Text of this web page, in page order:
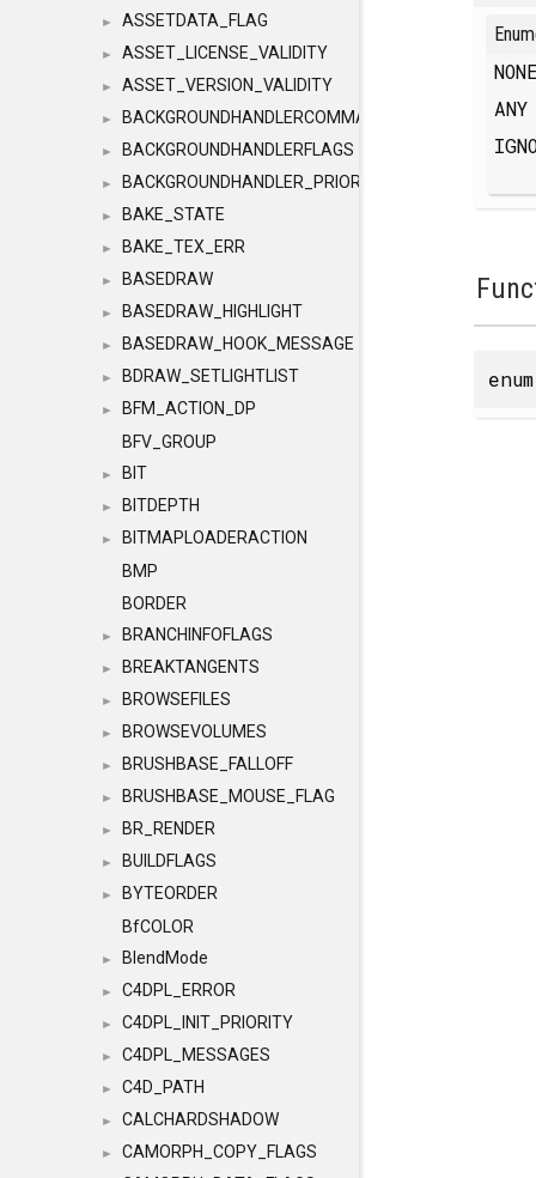
► ASSETDATA_FLAG
► ASSET_LICENSE_VALIDITY
► ASSET_VERSION_VALIDITY
► BACKGROUNDHANDLERCOMMAND
► BACKGROUNDHANDLERFLAGS
► BACKGROUNDHANDLER_PRIORITY
► BAKE_STATE
► BAKE_TEX_ERR
► BASEDRAW
► BASEDRAW_HIGHLIGHT
► BASEDRAW_HOOK_MESSAGE
► BDRAW_SETLIGHTLIST
►
BFM_ACTION_DP
BFV_GROUP
► BIT
► BITDEPTH
►
BITMAPLOADERACTION
BMP
BORDER
► BRANCHINFOFLAGS
► BREAKTANGENTS
► BROWSEFILES
► BROWSEVOLUMES
► BRUSHBASE_FALLOFF
► BRUSHBASE_MOUSE_FLAG
► BR_RENDER
► BUILDFLAGS
►
BYTEORDER
BfCOLOR
► BlendMode
► C4DPL_ERROR
► C4DPL_INIT_PRIORITY
► C4DPL_MESSAGES
► C4D_PATH
► CALCHARDSHADOW
►
CAMORPH_COPY_FLAGS